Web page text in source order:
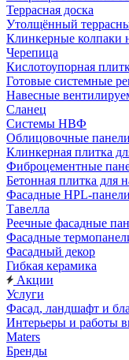
Террасная доска
Утолщённый
Клинкерные колпаки
Черепица
Кислотоупорная
Готовые системные
Навесные
Сланец
Системы НВФ
Облицовочные
Клинкерная плитка
Фиброцементные
Бетонная плитка для
Фасадные HPL-
Тавелла
Реечные фасадные
Фасадные
Фасадный декор
Гибкая керамика
Акции
Услуги
Фасад, ландшафт и
Интерьеры и работы
Maters
Бренды